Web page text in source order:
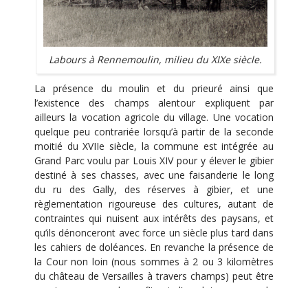
Labours à Rennemoulin, milieu du XIXe siècle.
La présence du moulin et du prieuré ainsi que
l’existence des champs alentour expliquent par
ailleurs la vocation agricole du village. Une vocation
quelque peu contrariée lorsqu’à partir de la seconde
moitié du XVIIe siècle, la commune est intégrée au
Grand Parc voulu par Louis XIV pour y élever le gibier
destiné à ses chasses, avec une faisanderie le long
du ru des Gally, des réserves à gibier, et une
règlementation rigoureuse des cultures, autant de
contraintes qui nuisent aux intérêts des paysans, et
qu’ils dénonceront avec force un siècle plus tard dans
les cahiers de doléances. En revanche la présence de
la Cour non loin (nous sommes à 2 ou 3 kilomètres
du château de Versailles à travers champs) peut être